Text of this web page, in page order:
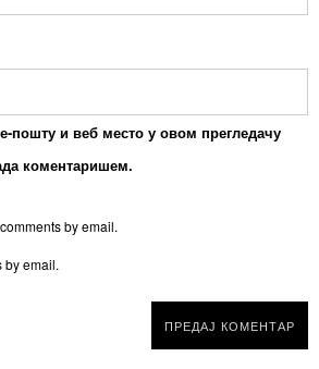
пошту и веб место у овом прегледачу
коментаришем.
by email.
by email.